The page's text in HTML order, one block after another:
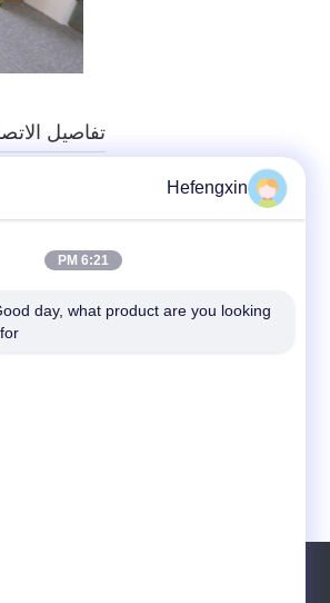
تفاصيل
Hefengxin
6:21 PM
day, what product are you looking
for?